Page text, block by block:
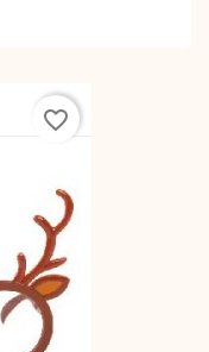
favorite_border